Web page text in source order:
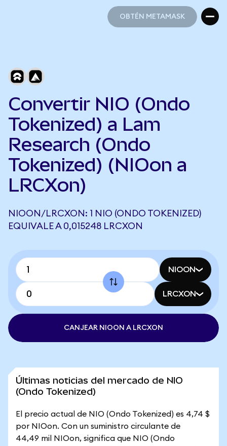
OBTÉN METAMASK
Convertir NIO (Ondo
Tokenized) a Lam
Research (Ondo
Tokenized) (NIOon a
LRCXon)
NIOON/LRCXON: 1 NIO (ONDO TOKENIZED)
EQUIVALE A 0,015248 LRCXON
NIOON
LRCXON
CANJEAR NIOON A LRCXON
Últimas noticias del mercado de NIO
(Ondo Tokenized)
El precio actual de NIO (Ondo Tokenized) es 4,74 $
por NIOon. Con un suministro circulante de
44,49 mil NIOon, significa que NIO (Ondo